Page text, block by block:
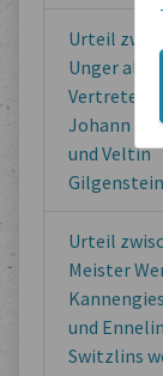
Urteil
Unger als
Vertreter
Johann
und Veltin
Gilgenstein
Urteil
Meister
und Ennelin
Switzlins